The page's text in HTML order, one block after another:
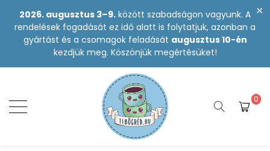
2026. augusztus 3–9. között szabadságon vagyunk. A
rendelések fogadását ez idő alatt is folytatjuk, azonban a
gyártást és a csomagok feladását augusztus 10-én
kezdjük meg. Köszönjük megértésüket!
0